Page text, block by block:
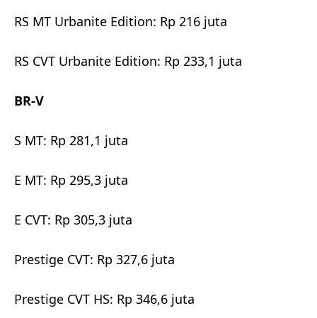
RS MT Urbanite Edition: Rp 216 juta
RS CVT Urbanite Edition: Rp 233,1 juta
BR-V
S MT: Rp 281,1 juta
E MT: Rp 295,3 juta
E CVT: Rp 305,3 juta
Prestige CVT: Rp 327,6 juta
Prestige CVT HS: Rp 346,6 juta